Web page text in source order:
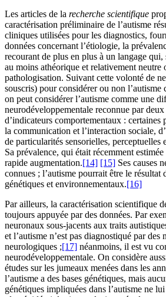
Les articles de la recherche scientifique
caractérisation préliminaire de l’autisme
cliniques utilisées pour les diagnostics,
données concernant l’étiologie, la
recourant de plus en plus à un langage qui,
au moins athéorique et relativement neutre
pathologisation. Suivant cette volonté de
souscris) pour considérer ou non l’autisme
on peut considérer l’autisme comme une
neurodéveloppementale reconnue par
d’indicateurs comportementaux : certaines
la communication et l’interaction sociale,
de particularités sensorielles, perceptuelles
Sa prévalence, qui était récemment
rapide augmentation.[14] [15] Ses causes
connues ; l’autisme pourrait être le résultat
génétiques et environnementaux.[16]
Par ailleurs, la caractérisation scientifique
toujours appuyée par des données. Par
neuronaux sous-jacents aux traits
et l’autisme n’est pas diagnostiqué par des
neurologiques ;[17] néanmoins, il est vu
neurodéveloppementale. On considère
études sur les jumeaux menées dans les
l’autisme a des bases génétiques, mais
génétiques impliquées dans l’autisme ne